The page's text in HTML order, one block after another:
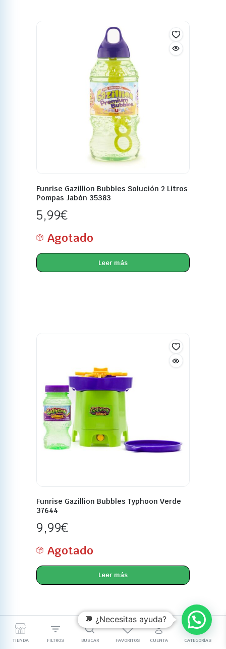
Funrise Gazillion Bubbles Solución 2 Litros
Pompas Jabón 35383
5,99€
Agotado
Leer más
Funrise Gazillion Bubbles Typhoon Verde
37644
9,99€
Agotado
Leer más
TIENDA FILTROS BUSCAR FAVORITOS CUENTA CATEGORÍAS
💬 ¿Necesitas ayuda?